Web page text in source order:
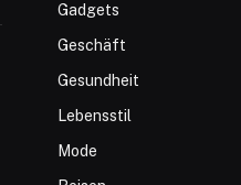
Gadgets
Geschäft
Gesundheit
Lebensstil
Mode